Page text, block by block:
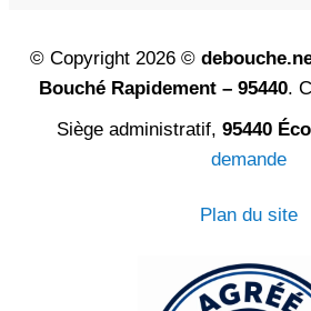
© Copyright 2026 ©
Bouché Rapidement – 95440.
Siège administratif, 95440
demande
Plan du site